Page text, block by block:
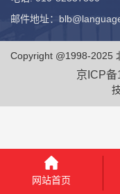
邮件地址：
Copyright @1998-2025
京ICP
网站首页